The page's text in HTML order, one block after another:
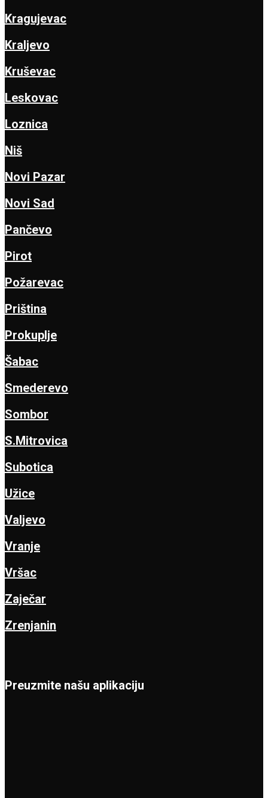
Kragujevac
Kraljevo
Kruševac
Leskovac
Loznica
Niš
Novi Pazar
Novi Sad
Pančevo
Pirot
Požarevac
Priština
Prokuplje
Šabac
Smederevo
Sombor
S.Mitrovica
Subotica
Užice
Valjevo
Vranje
Vršac
Zaječar
Zrenjanin
Preuzmite našu aplikaciju